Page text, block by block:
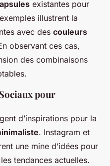
existantes pour
illustrent la
avec des couleurs
observant ces cas,
des combinaisons
pour
d’inspirations pour la
. Instagram et
une mine d’idées pour
tendances actuelles.